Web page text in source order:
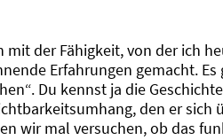
mit der Fähigkeit, von der ich
Erfahrungen gemacht.
Du kennst ja die
den er sich
wir mal versuchen, ob das